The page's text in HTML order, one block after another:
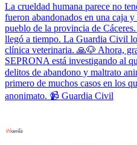
La crueldad humana parece no
fueron abandonados en una caja
pueblo de la provincia de
llegó a tiempo. La Guardia Civil
clínica veterinaria. 🙏🐶 Ahora,
SEPRONA está investigando al
delitos de abandono y maltrato
primero de muchos casos en los
anonimato. 📹 Guardia Civil